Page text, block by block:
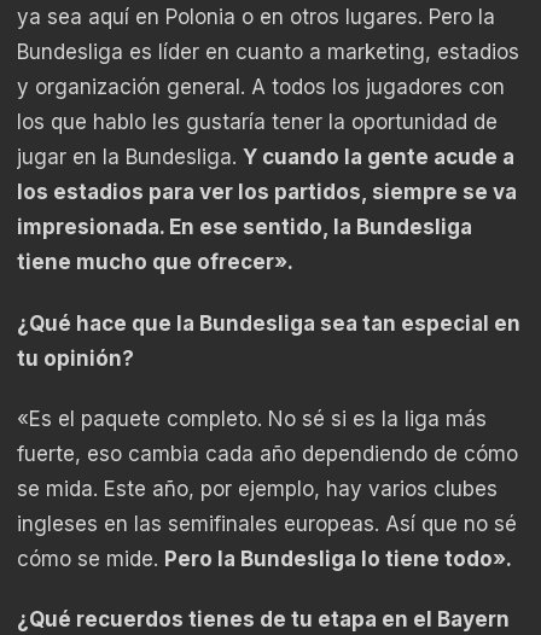
ya sea aquí en Polonia o en otros lugares. Pero la
Bundesliga es líder en cuanto a marketing, estadios
y organización general. A todos los jugadores con
los que hablo les gustaría tener la oportunidad de
jugar en la Bundesliga. Y cuando la gente acude a
los estadios para ver los partidos, siempre se va
impresionada. En ese sentido, la Bundesliga
tiene mucho que ofrecer».
¿Qué hace que la Bundesliga sea tan especial en
tu opinión?
«Es el paquete completo. No sé si es la liga más
fuerte, eso cambia cada año dependiendo de cómo
se mida. Este año, por ejemplo, hay varios clubes
ingleses en las semifinales europeas. Así que no sé
cómo se mide. Pero la Bundesliga lo tiene todo».
¿Qué recuerdos tienes de tu etapa en el Bayern